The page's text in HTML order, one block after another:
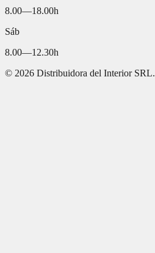
8.00—18.00h
Sáb
8.00—12.30h
© 2026 Distribuidora del Interior SRL.